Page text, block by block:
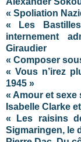
« Spoliation
« Les
internement
Giraudier
« Composer
« Vous n’irez
1945 »
« Amour et sexe
Isabelle Clarke
« Les raisins
Sigmaringen, le